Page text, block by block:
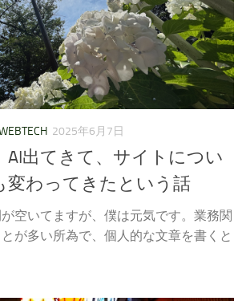
2025年6月7日
AI出てきて、サイトについ
変わってきたという話
空いてますが、僕は元気です。業務関
が多い所為で、個人的な文章を書くと